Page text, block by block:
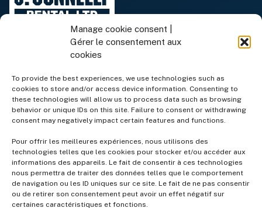
Manage cookie consent |
Gérer le consentement aux
cookies
To provide the best experiences, we use technologies such as
cookies to store and/or access device information. Consenting to
these technologies will allow us to process data such as browsing
behavior or unique IDs on this site. Failure to consent or withdrawing
consent may negatively impact certain features and functions.
Pour offrir les meilleures expériences, nous utilisons des
technologies telles que les cookies pour stocker et/ou accéder aux
informations des appareils. Le fait de consentir à ces technologies
nous permettra de traiter des données telles que le comportement
de navigation ou les ID uniques sur ce site. Le fait de ne pas consentir
ou de retirer son consentement peut avoir un effet négatif sur
certaines caractéristiques et fonctions.
Équipement de location
Services
Entreprise